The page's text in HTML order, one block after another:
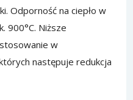
Odporność na ciepło w
900°C. Niższe
w
następuje redukcja